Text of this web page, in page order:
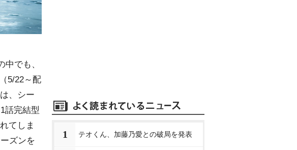
でも、
5/22～配
、シー
話完結型
てしま
ズンを
1 テオくん、加藤乃愛との破局を発表